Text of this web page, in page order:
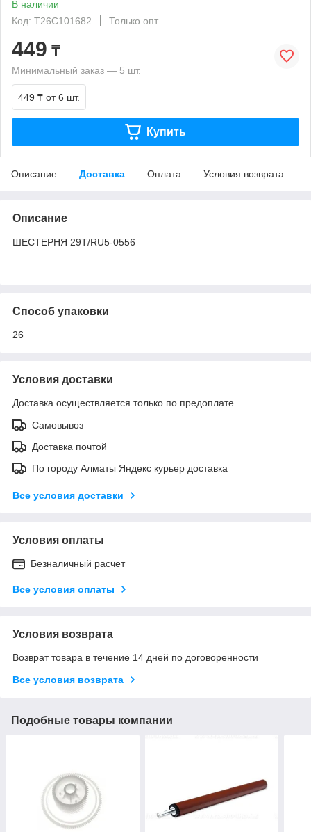
В наличии
Код: T26C101682
Только опт
449 ₸
Минимальный заказ — 5 шт.
449 ₸ от 6 шт.
Купить
Описание Доставка Оплата Условия возврата
Описание
ШЕСТЕРНЯ 29T/RU5-0556
Способ упаковки
26
Условия доставки
Доставка осуществляется только по предоплате.
Самовывоз
Доставка почтой
По городу Алматы Яндекс курьер доставка
Все условия доставки
Условия оплаты
Безналичный расчет
Все условия оплаты
Условия возврата
Возврат товара в течение 14 дней по договоренности
Все условия возврата
Подобные товары компании